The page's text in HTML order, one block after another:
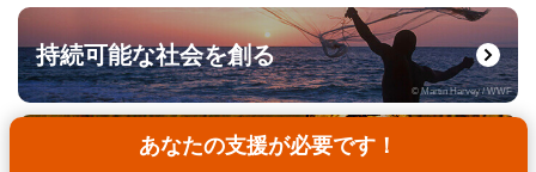
あなたの支援が必要です！
持続可能な社会を創る
© Martin Harvey / WWF
野生生物を守る